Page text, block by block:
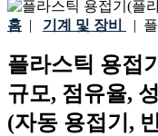
홈 | 기계 및 장비 |
플라스틱 용접
규모, 점유율,
(자동 용접기,